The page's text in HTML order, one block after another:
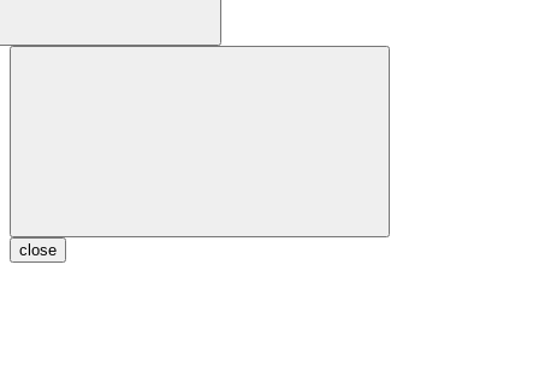
close